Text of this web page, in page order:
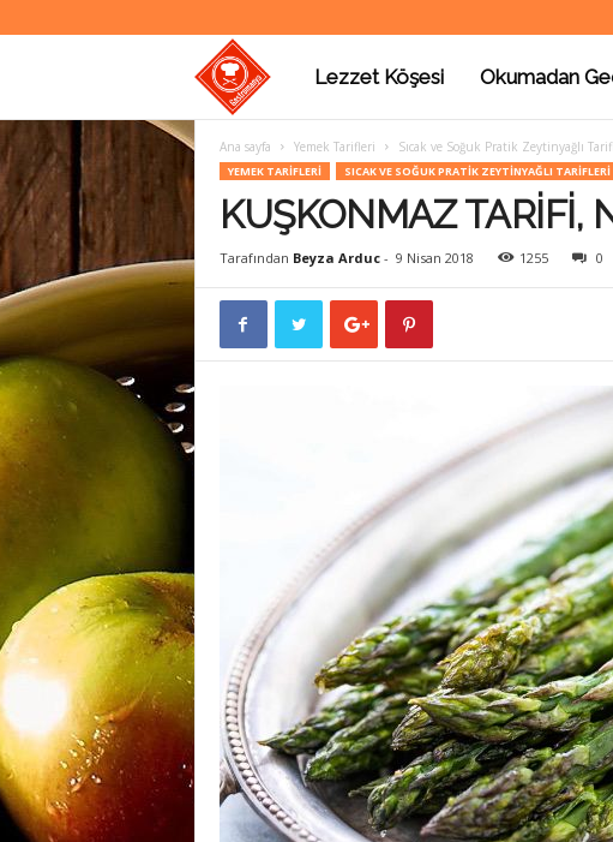
a
t
n
y
Lezzet Köşesi Okumadan
Ana sayfa Yemek Tarifleri Sıcak ve Soğuk Pratik Zeytinyağlı
YEMEK TARIFLERI SICAK VE SOĞUK PRATIK ZEYTINYAĞLI TARIFLERI
KUŞKONMAZ TARİFİ,
Tarafından Beyza Arduc- 9 Nisan 2018 1255 0